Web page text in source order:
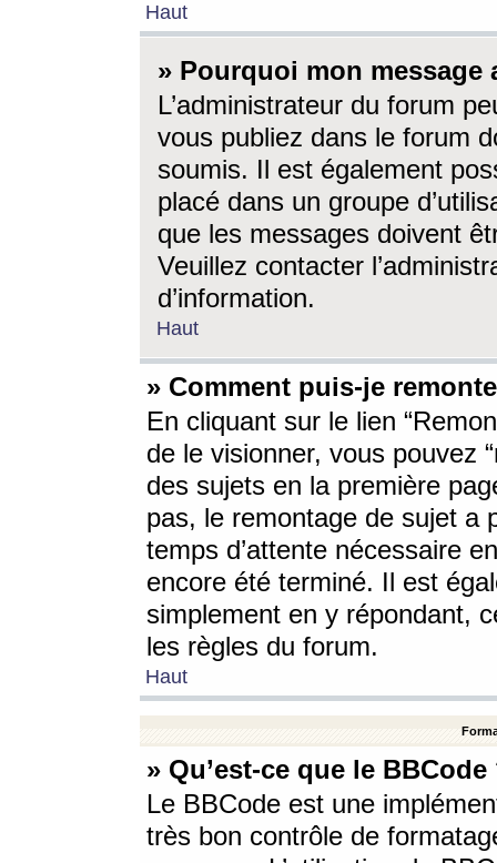
Haut
» Pourquoi mon message
L’administrateur du forum
vous publiez dans le forum
soumis. Il est également
placé dans un groupe
que les messages doivent
Veuillez contacter
d’information.
Haut
» Comment puis-je
En cliquant sur le lien
de le visionner, vous pouvez
des sujets en la première
pas, le remontage de sujet a
temps d’attente nécessaire
encore été terminé. Il est
simplement en y répondant,
les règles du forum.
Haut
» Qu’est-ce que le BBCode
Le BBCode est une
très bon contrôle de